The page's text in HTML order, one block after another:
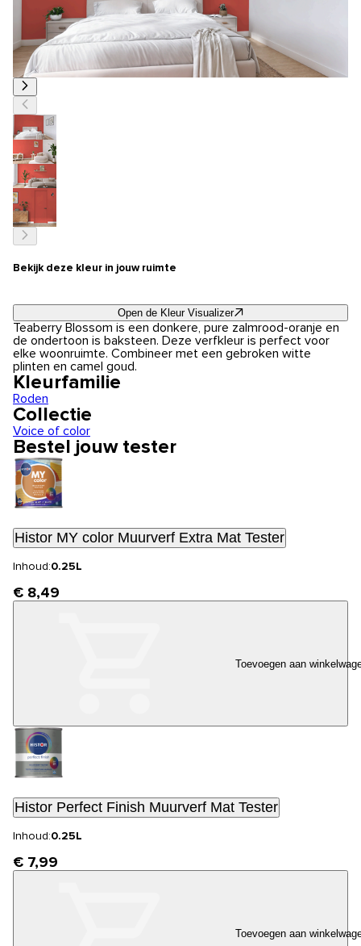
Bekijk deze kleur in jouw ruimte
Open de Kleur Visualizer
Teaberry Blossom is een donkere, pure zalmrood-oranje en
de ondertoon is baksteen. Deze verfkleur is perfect voor
elke woonruimte. Combineer met een gebroken witte
plinten en camel goud.
Kleurfamilie
Roden
Collectie
Voice of color
Bestel jouw tester
Histor MY color Muurverf Extra Mat Tester
Inhoud:0.25L
€ 8,49
Toevoegen aan
Histor Perfect Finish Muurverf Mat Tester
Inhoud:0.25L
€ 7,99
Toevoegen aan